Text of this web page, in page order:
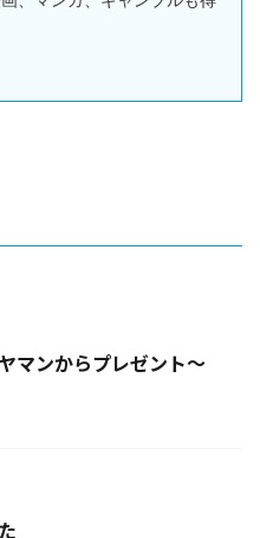
マンからプレゼント〜